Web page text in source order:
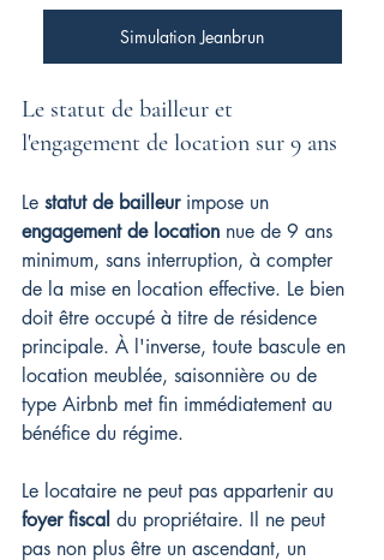
Simulation Jeanbrun
Le statut de bailleur et
l'engagement de location sur 9 ans
Le statut de bailleur impose un
engagement de location nue de 9 ans
minimum, sans interruption, à compter
de la mise en location effective. Le bien
doit être occupé à titre de résidence
principale. À l'inverse, toute bascule en
location meublée, saisonnière ou de
type Airbnb met fin immédiatement au
bénéfice du régime.
Le locataire ne peut pas appartenir au
foyer fiscal du propriétaire. Il ne peut
pas non plus être un ascendant, un